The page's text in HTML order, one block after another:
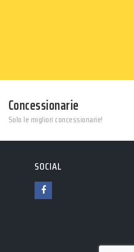
Concessionarie
Solo le migliori concessionarie!
SOCIAL